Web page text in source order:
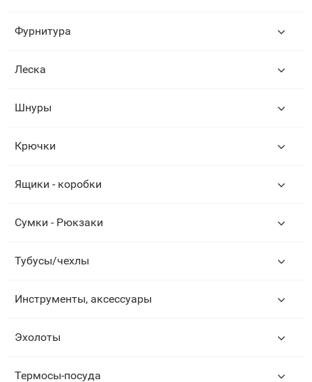
Фурнитура
Леска
Шнуры
Крючки
Ящики - коробки
Сумки - Рюкзаки
Тубусы/чехлы
Инструменты, аксессуары
Эхолоты
Термосы-посуда